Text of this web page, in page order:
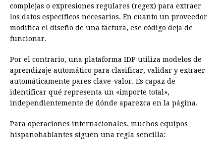
complejas o expresiones regulares (regex) para extraer
los datos específicos necesarios. En cuanto un proveedor
modifica el diseño de una factura, ese código deja de
funcionar.
Por el contrario, una plataforma IDP utiliza modelos de
aprendizaje automático para clasificar, validar y extraer
automáticamente pares clave-valor. Es capaz de
identificar qué representa un «importe total»,
independientemente de dónde aparezca en la página.
Para operaciones internacionales, muchos equipos
hispanohablantes siguen una regla sencilla: